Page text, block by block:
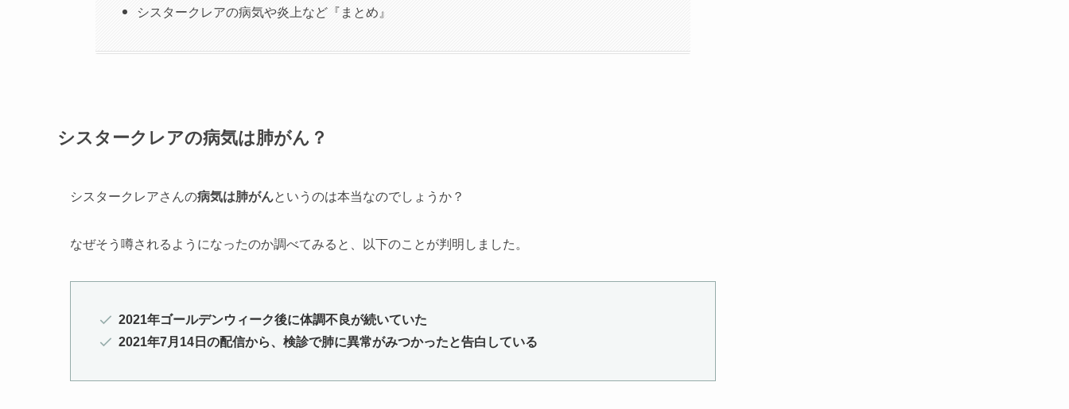
シスタークレアの病気や炎上など『まとめ』
シスタークレアの病気は肺がん？
シスタークレアさんの病気は肺がんというのは本当なのでしょうか？
なぜそう噂されるようになったのか調べてみると、以下のことが判明しました。
2021年ゴールデンウィーク後に体調不良が続いていた
2021年7月14日の配信から、検診で肺に異常がみつかったと告白している